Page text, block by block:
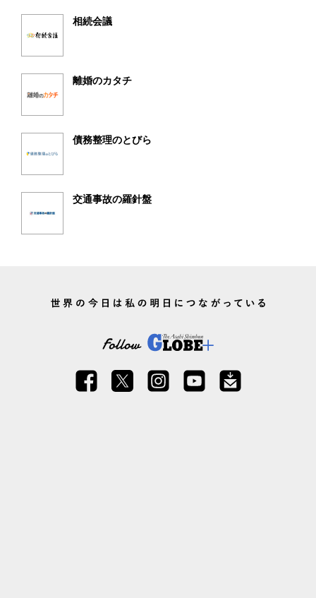
相続会議
離婚のカタチ
債務整理のとびら
交通事故の羅針盤